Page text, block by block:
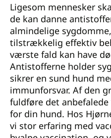
Ligesom mennesker
de kan danne
almindelige
tilstrækkelig effektiv
værste fald kan have
Antistofferne holder
sikrer en sund hund
immunforsvar. Af den
fuldføre det
for din hund. Hos
vi stor erfaring med